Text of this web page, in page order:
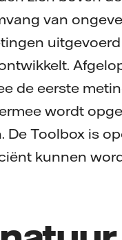
van
de eerste
wordt
Toolbox is
kunnen